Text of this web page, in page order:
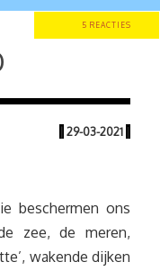
5 REACTIES
| 29-03-2021 |
beschermen ons
zee, de meren,
wakende dijken